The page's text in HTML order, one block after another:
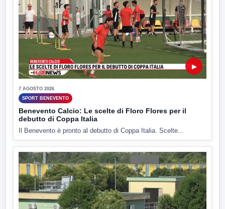
▶
7 AGOSTO 2026
SPORT BENEVENTO
Benevento Calcio: Le scelte di Floro Flores per il
debutto di Coppa Italia
Il Benevento è pronto al debutto di Coppa Italia. Scelte...